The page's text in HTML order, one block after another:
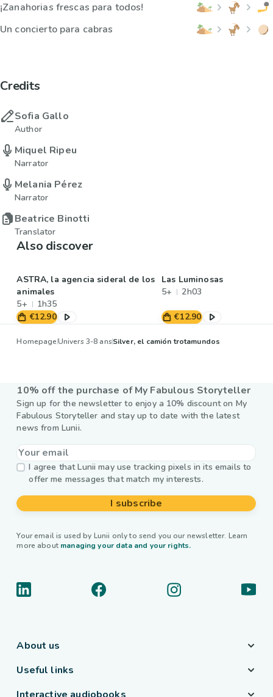
¡Zanahorias frescas para todos!
Un concierto para cabras
Credits
Sofia Gallo
Author
Miquel Ripeu
Narrator
Melania Pérez
Narrator
Beatrice Binotti
Translator
Also discover
ASTRA, la agencia sideral de los
animales
5+
1h35
€12.90
Las Luminosas
5+
2h03
€12.90
HomepageUnivers 3-8 ansSilver, el camión trotamundos
10% off the purchase of My Fabulous Storyteller
Sign up for the newsletter to enjoy a 10% discount on My
Fabulous Storyteller and stay up to date with the latest
news from Lunii.
I agree that Lunii may use tracking pixels in its emails to
offer me messages that match my interests.
I subscribe
Your email is used by Lunii only to send you our newsletter. Learn
more about managing your data and your rights.
About us
Useful links